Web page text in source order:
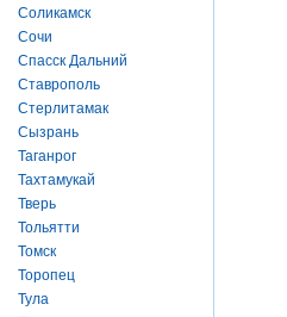
Соликамск
Сочи
Спасск Дальний
Ставрополь
Стерлитамак
Сызрань
Таганрог
Тахтамукай
Тверь
Тольятти
Томск
Торопец
Тула